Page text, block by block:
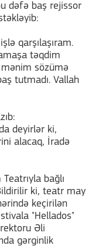
dəfə baş rejissor
qarşılaşıram.
təqdim
sözümə
tutmadı. Vallah
deyirlər ki,
alacaq, İradə
bağlı
ki, teatr may
keçirilən
"Hellados"
Əli
gərginlik